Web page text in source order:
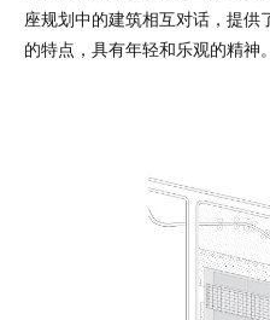
座规划中的建筑相互对话，提供
的特点，具有年轻和乐观的精神。